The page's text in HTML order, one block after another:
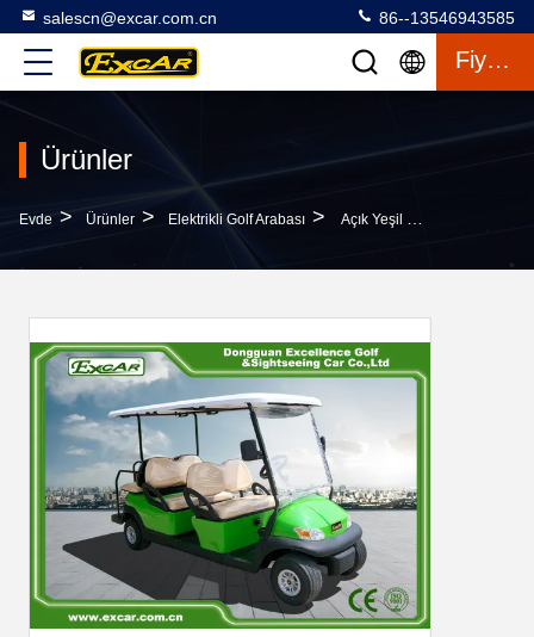
salescn@excar.com.cn 86--13546943585
Fiyat Teklifi
Ürünler
Evde > Ürünler > Elektrikli Golf Arabası > Açık Yeşil Golf Arabalı Seat 6 Dayanıklılık 70 - 100km 12: 1 Dingil